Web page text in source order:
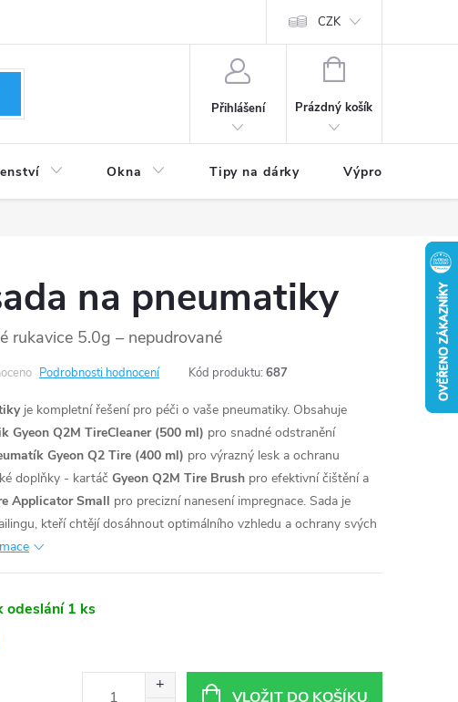
CZK
Přihlášení
NÁKUPNÍ
Prázdný košík
Okna Tipy na dárky Výprodej skladu
na pneumatiky
rukavice 5.0g – nepudrované
Podrobnosti hodnocení Kód produktu: 687
je kompletní řešení pro péči o vaše pneumatiky. Obsahuje
Gyeon Q2M TireCleaner (500 ml) pro snadné odstranění
Gyeon Q2 Tire (400 ml) pro výrazný lesk a ochranu
doplňky - kartáč Gyeon Q2M Tire Brush pro efektivní čištění a
Applicator Small pro precizní nanesení impregnace. Sada je
kteří chtějí dosáhnout optimálního vzhledu a ochrany svých
odeslání 1 ks
VLOŽIT DO KOŠÍKU